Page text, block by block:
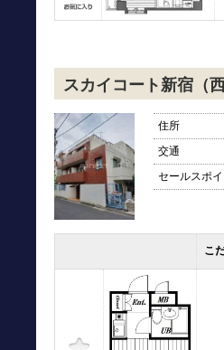
スカイコート新宿（
住所
交通
セールスポ
こ